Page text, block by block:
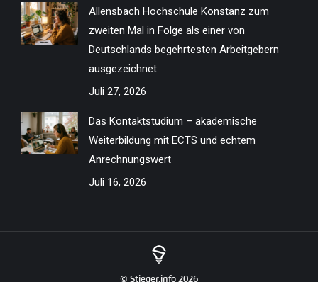
Allensbach Hochschule Konstanz zum
zweiten Mal in Folge als einer von
Deutschlands begehrtesten Arbeitgebern
ausgezeichnet
Juli 27, 2026
Das Kontaktstudium – akademische
Weiterbildung mit ECTS und echtem
Anrechnungswert
Juli 16, 2026
© Stieger.info 2026